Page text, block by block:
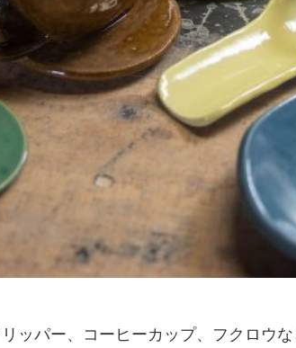
ッパー、コーヒーカップ、フクロウ